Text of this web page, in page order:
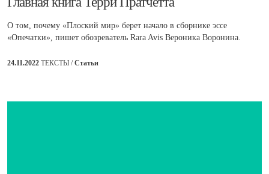
О том, почему «Плоский мир» берет начало в сборнике эссе
«Опечатки», пишет обозреватель Rara Avis Вероника Воронина.
24.11.2022 ТЕКСТЫ /Статьи